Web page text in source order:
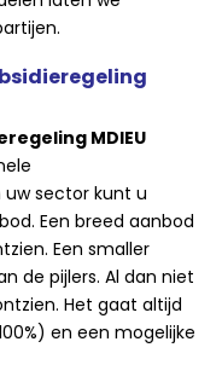
MDIEU
sector kunt u
Een breed aanbod
Een smaller
de pijlers. Al dan niet
Het gaat altijd
en een mogelijke